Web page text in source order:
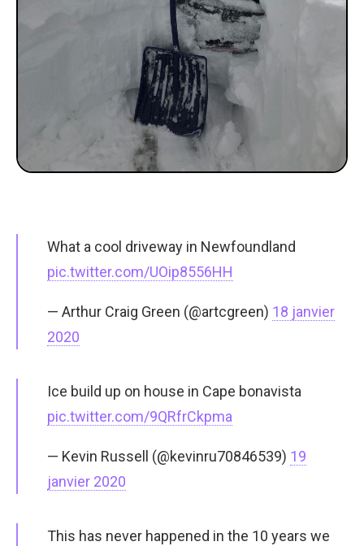
What a cool driveway in Newfoundland
pic.twitter.com/UOip8556HH
— Arthur Craig Green (@artcgreen) 18 janvier
2020
Ice build up on house in Cape bonavista
pic.twitter.com/9QRfrCkpma
— Kevin Russell (@kevinru70846539) 19
janvier 2020
This has never happened in the 10 years we